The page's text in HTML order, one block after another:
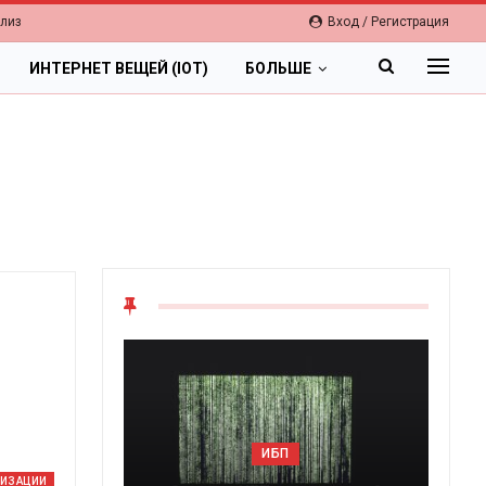
Вход / Регистрация
ИНТЕРНЕТ ВЕЩЕЙ (IOT) БОЛЬШЕ
ОБЛАКА
Цифровая экономика 2026.